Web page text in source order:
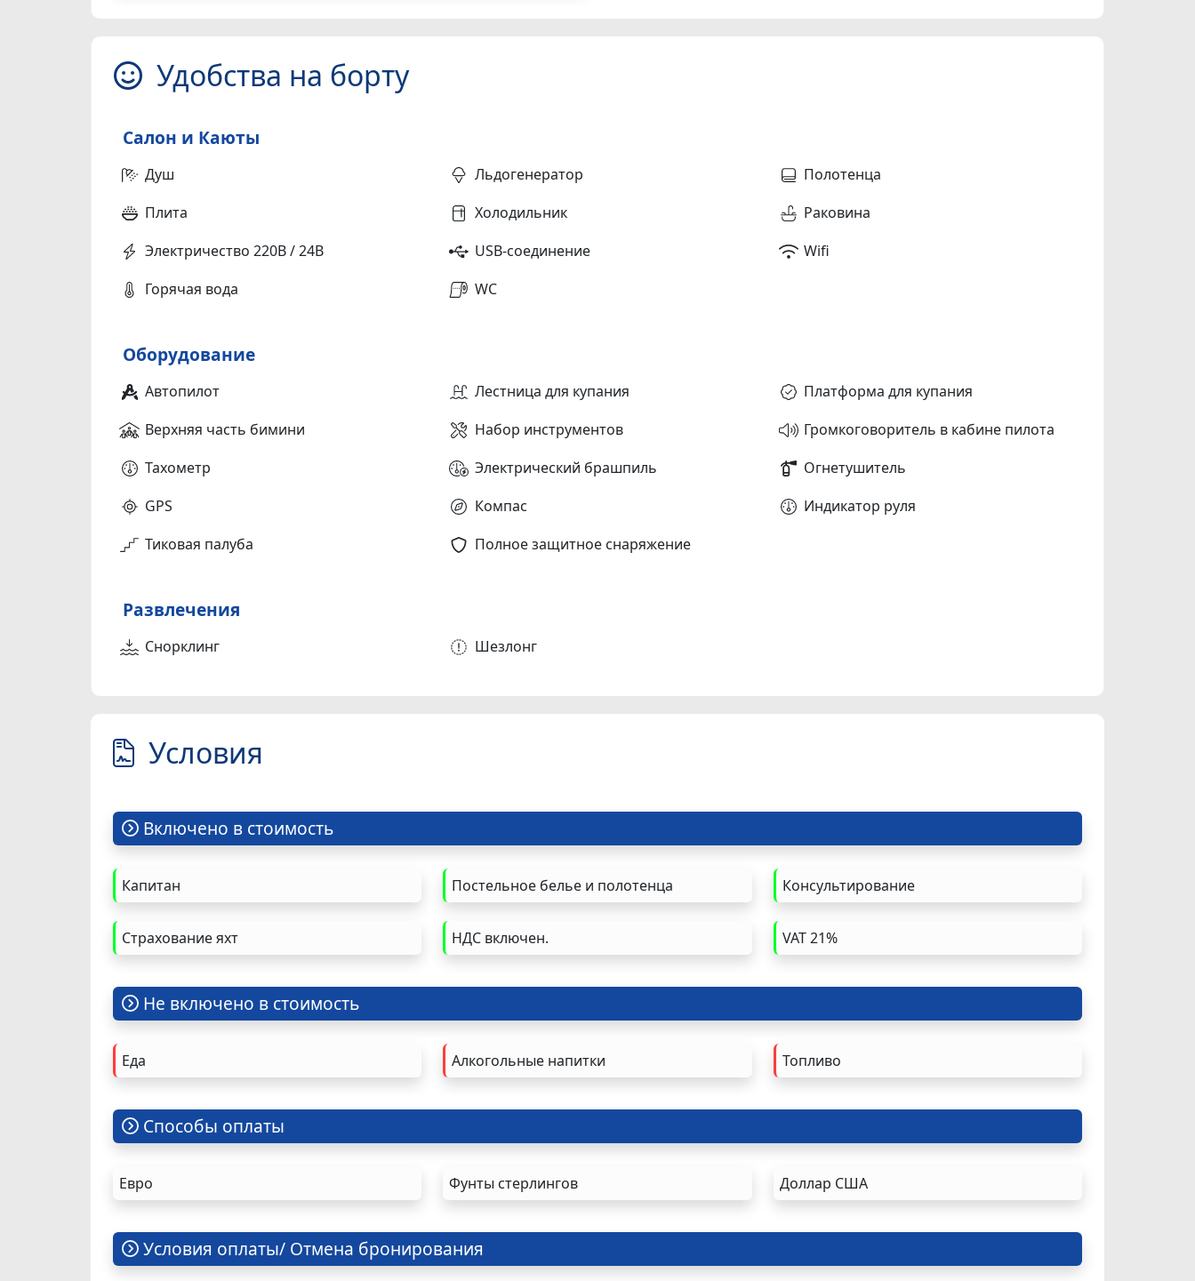
Удобства на борту
Салон и Каюты
Душ Льдогенератор
Полотенца
Плита
Холодильник
Раковина
Электричество 220В / 24В
USB-соединение
Wifi
Горячая вода
WC
Оборудование
Автопилот Лестница для купания
Платформа для купания
Верхняя часть бимини
Набор инструментов
Громкоговоритель в кабине пилота
Тахометр
Электрический брашпиль
Огнетушитель
GPS
Компас
Индикатор руля
Тиковая палуба
Полное защитное снаряжение
Развлечения
Снорклинг Шезлонг
Условия
Включено в стоимость
Капитан Постельное белье и полотенца Консультирование
Страхование яхт НДС включен. VAT 21%
Не включено в стоимость
Еда Алкогольные напитки Топливо
Cпособы оплаты
Евро Фунты стерлингов Доллар США
Условия оплаты/ Отмена бронирования